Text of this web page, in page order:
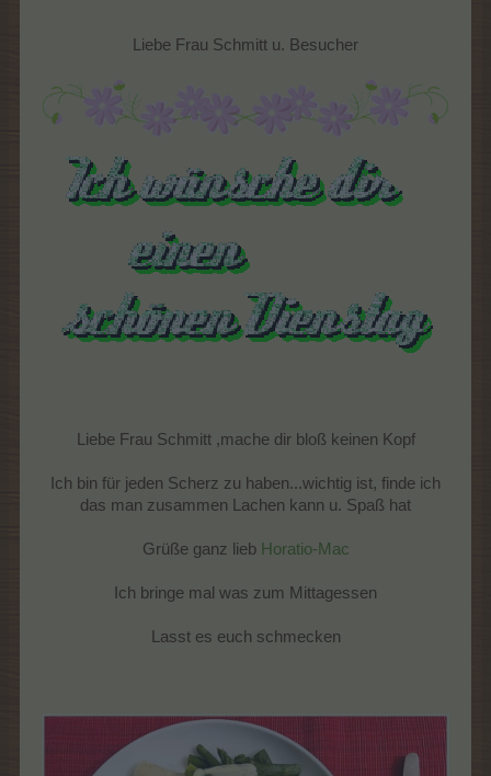
Liebe Frau Schmitt u. Besucher
Liebe Frau Schmitt ,mache dir bloß keinen Kopf
Ich bin für jeden Scherz zu haben...wichtig ist, finde ich
das man zusammen Lachen kann u. Spaß hat
Grüße ganz lieb Horatio-Mac
Ich bringe mal was zum Mittagessen
Lasst es euch schmecken